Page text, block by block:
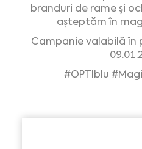
branduri de rame și
așteptăm în
Campanie valabilă în
#OPTIblu